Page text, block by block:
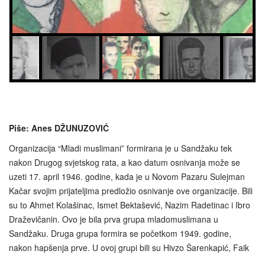
Piše: Anes DŽUNUZOVIĆ
Organizacija “Mladi muslimani” formirana je u Sandžaku tek
nakon Drugog svjetskog rata, a kao datum osnivanja može se
uzeti 17. april 1946. godine, kada je u Novom Pazaru Sulejman
Kačar svojim prijateljima predložio osnivanje ove organizacije. Bili
su to Ahmet Kolašinac, Ismet Bektašević, Nazim Radetinac i Ibro
Draževičanin. Ovo je bila prva grupa mladomuslimana u
Sandžaku. Druga grupa formira se početkom 1949. godine,
nakon hapšenja prve. U ovoj grupi bili su Hivzo Šarenkapić, Faik